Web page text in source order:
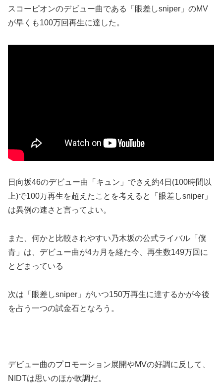
スコーピオンのデビュー曲である「眼差しsniper」のMV
が早くも100万回再生に達した。
日向坂46のデビュー曲「キュン」でさえ約4日(100時間以
上)で100万再生を超えたことを考えると「眼差しsniper」
は異例の速さと言ってよい。
また、何かと比較されやすい乃木坂の公式ライバル「僕
青」は、デビュー曲が4カ月を経た今、再生数149万回に
とどまっている
次は「眼差しsniper」がいつ150万再生に達するかが今後
を占う一つの試金石となろう。
デビュー曲のプロモーション展開やMVの好調に反して、
NIDTは思いのほか軟調だ。